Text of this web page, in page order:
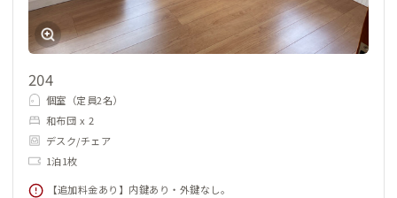
204
個室（定員2名）
和布団 x 2
デスク/チェア
1泊1枚
【追加料金あり】内鍵あり・外鍵なし。